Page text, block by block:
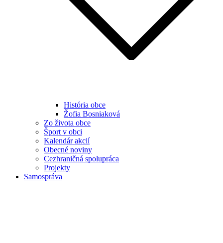
História obce
Žofia Bosniaková
Zo života obce
Šport v obci
Kalendár akcií
Obecné noviny
Cezhraničná spolupráca
Projekty
Samospráva